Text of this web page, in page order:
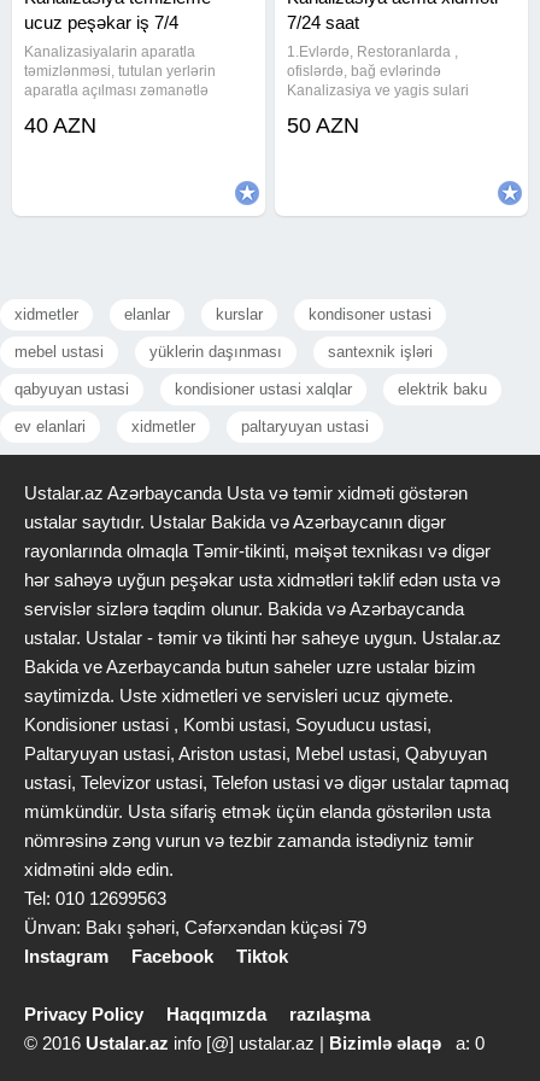
ucuz peşəkar iş 7/4
Kanalizasiyalarin aparatla
təmizlənməsi, tutulan yerlərin
aparatla açılması zəmanətlə
zəmanət verəm. Ən son
40 AZN
7/24 saat
1.Evlərdə, Restoranlarda ,
ofislərdə, bağ evlərində
Kanalizasiya ve yagis sulari
avadanliqlar ile temizlenmesi ve
50 AZN
xidmetler elanlar kurslar kondisoner ustasi
mebel ustasi yüklerin daşınması santexnik işləri
qabyuyan ustasi kondisioner ustasi xalqlar elektrik baku
ev elanlari xidmetler paltaryuyan ustasi
Ustalar.az Azərbaycanda Usta və təmir xidməti göstərən
ustalar saytıdır. Ustalar Bakida və Azərbaycanın digər
rayonlarında olmaqla Təmir-tikinti, məişət texnikası və digər
hər sahəyə uyğun peşəkar usta xidmətləri təklif edən usta və
servislər sizlərə təqdim olunur. Bakida və Azərbaycanda
ustalar. Ustalar - təmir və tikinti hər saheye uygun. Ustalar.az
Bakida ve Azerbaycanda butun saheler uzre ustalar bizim
saytimizda. Uste xidmetleri ve servisleri ucuz qiymete.
Kondisioner ustasi , Kombi ustasi, Soyuducu ustasi,
Paltaryuyan ustasi, Ariston ustasi, Mebel ustasi, Qabyuyan
ustasi, Televizor ustasi, Telefon ustasi və digər ustalar tapmaq
mümkündür. Usta sifariş etmək üçün elanda göstərilən usta
nömrəsinə zəng vurun və tezbir zamanda istədiyniz təmir
xidmətini əldə edin.
Tel: 010 12699563
Ünvan: Bakı şəhəri, Cəfərxəndan küçəsi 79
Instagram
Facebook Tiktok
Privacy Policy Haqqımızda
razılaşma
© 2016 Ustalar.az info [@] ustalar.az | Bizimlə əlaqə a: 0